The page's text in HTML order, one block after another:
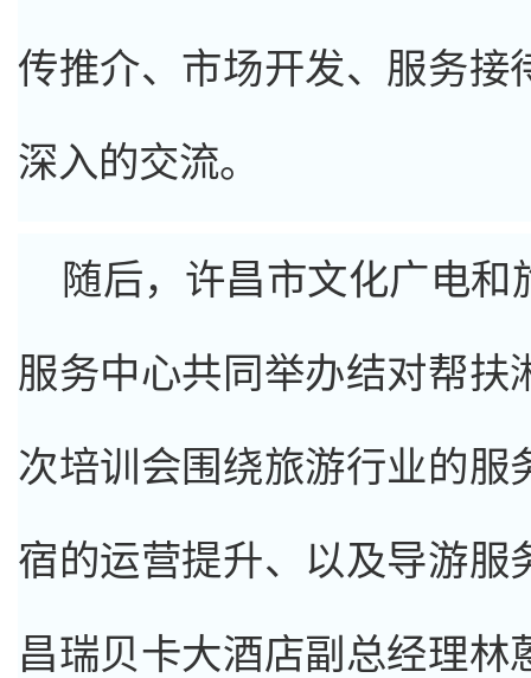
传推介、市场开发、服务接
深入的交流。
随后，许昌市文化广电
服务中心共同举办结对帮扶
次培训会围绕旅游行业的服
宿的运营提升、以及导游服
昌瑞贝卡大酒店副总经理